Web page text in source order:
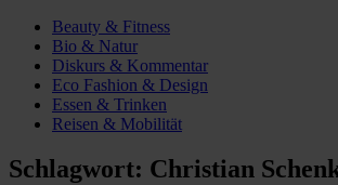
Beauty & Fitness
Bio & Natur
Diskurs & Kommentar
Eco Fashion & Design
Essen & Trinken
Reisen & Mobilität
Schlagwort: Christian